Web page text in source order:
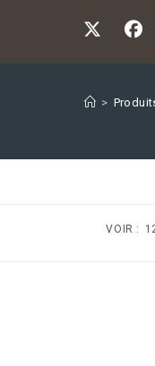
>
VOIR :